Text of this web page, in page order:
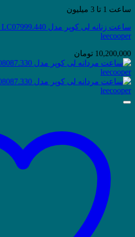
ساعت 1 تا 3 میلیون
leecooper
10,200,000 تومان